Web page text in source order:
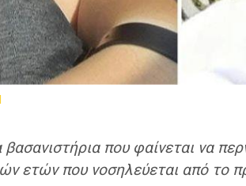
που φαίνεται να
ετών που νοσηλεύεται από